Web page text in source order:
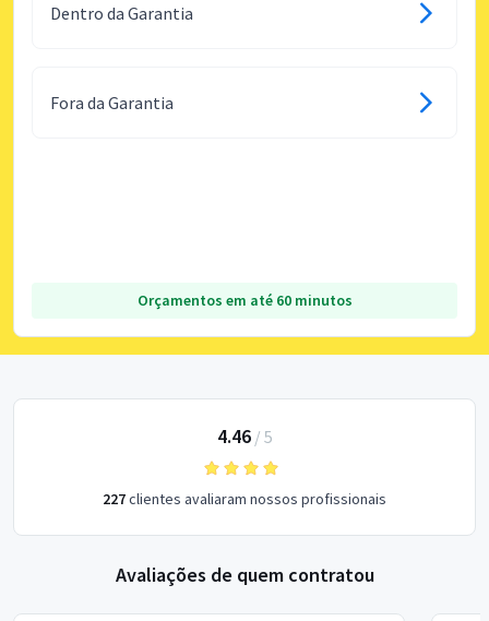
Dentro da Garantia
Fora da Garantia
Orçamentos em até 60 minutos
4.46/ 5
227clientes avaliaram nossos profissionais
Avaliações de quem contratou